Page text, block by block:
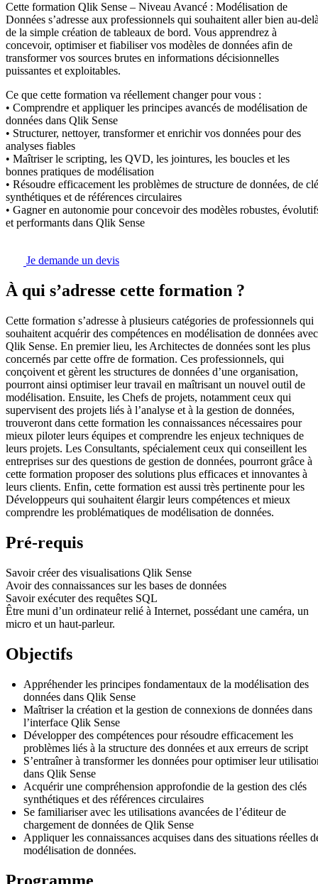
Cette formation Qlik Sense – Niveau Avancé : Modélisation de
Données s’adresse aux professionnels qui souhaitent aller bien au-
de la simple création de tableaux de bord. Vous apprendrez à
concevoir, optimiser et fiabiliser vos modèles de données afin de
transformer vos sources brutes en informations décisionnelles
puissantes et exploitables.
Ce que cette formation va réellement changer pour vous :
• Comprendre et appliquer les principes avancés de modélisation de
données dans Qlik Sense
• Structurer, nettoyer, transformer et enrichir vos données pour des
analyses fiables
• Maîtriser le scripting, les QVD, les jointures, les boucles et les
bonnes pratiques de modélisation
• Résoudre efficacement les problèmes de structure de données, de
synthétiques et de références circulaires
• Gagner en autonomie pour concevoir des modèles robustes,
et performants dans Qlik Sense
Je demande un devis
À qui s’adresse cette formation ?
Cette formation s’adresse à plusieurs catégories de professionnels qui
souhaitent acquérir des compétences en modélisation de données avec
Qlik Sense. En premier lieu, les Architectes de données sont les plus
concernés par cette offre de formation. Ces professionnels, qui
conçoivent et gèrent les structures de données d’une organisation,
pourront ainsi optimiser leur travail en maîtrisant un nouvel outil de
modélisation. Ensuite, les Chefs de projets, notamment ceux qui
supervisent des projets liés à l’analyse et à la gestion de données,
trouveront dans cette formation les connaissances nécessaires pour
mieux piloter leurs équipes et comprendre les enjeux techniques de
leurs projets. Les Consultants, spécialement ceux qui conseillent les
entreprises sur des questions de gestion de données, pourront grâce à
cette formation proposer des solutions plus efficaces et innovantes à
leurs clients. Enfin, cette formation est aussi très pertinente pour les
Développeurs qui souhaitent élargir leurs compétences et mieux
comprendre les problématiques de modélisation de données.
Pré-requis
Savoir créer des visualisations Qlik Sense
Avoir des connaissances sur les bases de données
Savoir exécuter des requêtes SQL
Être muni d’un ordinateur relié à Internet, possédant une caméra, un
micro et un haut-parleur.
Objectifs
Appréhender les principes fondamentaux de la modélisation des
données dans Qlik Sense
Maîtriser la création et la gestion de connexions de données dans
l’interface Qlik Sense
Développer des compétences pour résoudre efficacement les
problèmes liés à la structure des données et aux erreurs de script
S’entraîner à transformer les données pour optimiser leur
dans Qlik Sense
Acquérir une compréhension approfondie de la gestion des clés
synthétiques et des références circulaires
Se familiariser avec les utilisations avancées de l’éditeur de
chargement de données de Qlik Sense
Appliquer les connaissances acquises dans des situations réelles
modélisation de données.
Programme